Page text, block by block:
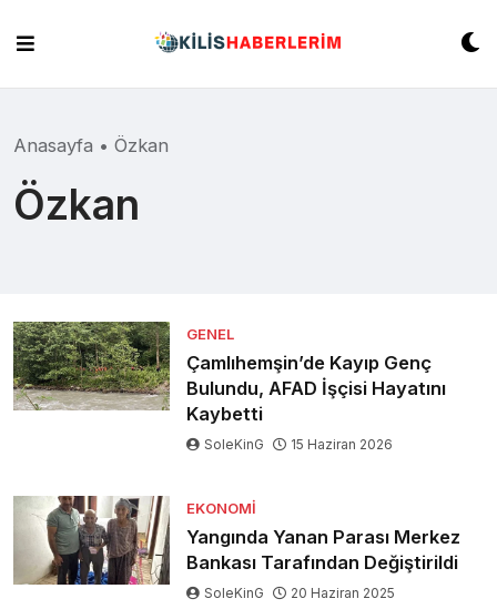
content
Anasayfa • Özkan
Özkan
GENEL
Çamlıhemşin’de Kayıp Genç
Bulundu, AFAD İşçisi Hayatını
Kaybetti
SoleKinG 15 Haziran 2026
EKONOMI
Yangında Yanan Parası Merkez
Bankası Tarafından Değiştirildi
SoleKinG 20 Haziran 2025